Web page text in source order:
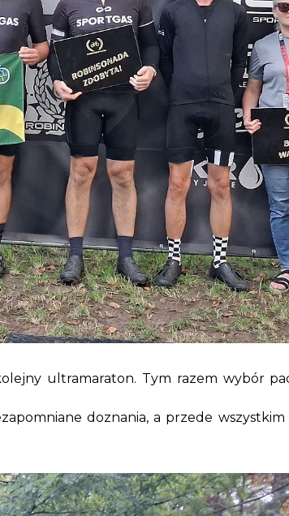
ultramaraton. Tym razem wybór
doznania, a przede